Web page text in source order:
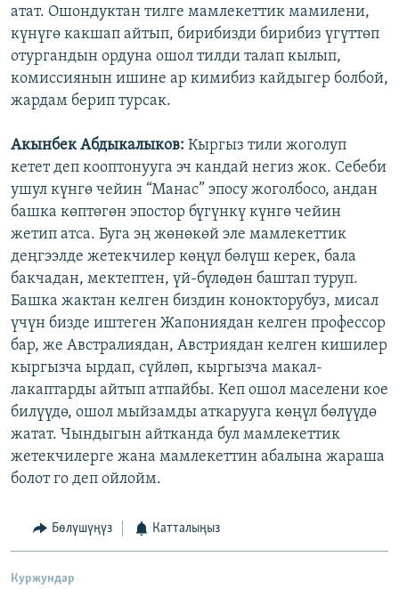
атат. Ошондуктан тилге мамлекеттик мамилени,
күнүгө какшап айтып, бирибизди бирибиз үгүттөп
отургандын ордуна ошол тилди талап кылып,
комиссиянын ишине ар кимибиз кайдыгер болбой,
жардам берип турсак.
Акынбек Абдыкалыков: Кыргыз тили жоголуп
кетет деп кооптонууга эч кандай негиз жок. Себеби
ушул күнгө чейин “Манас” эпосу жоголбосо, андан
башка көптөгөн эпостор бүгүнкү күнгө чейин
жетип атса. Буга эң жөнөкөй эле мамлекеттик
деңгээлде жетекчилер көңүл бөлүш керек, бала
бакчадан, мектептен, үй-бүлөдөн баштап туруп.
Башка жактан келген биздин конокторубуз, мисал
үчүн бизде иштеген Жапониядан келген профессор
бар, же Австралиядан, Австриядан келген кишилер
кыргызча ырдап, сүйлөп, кыргызча макал-
лакаптарды айтып атпайбы. Кеп ошол маселени кое
билүүдө, ошол мыйзамды аткарууга көңүл бөлүүдө
жатат. Чындыгын айтканда бул мамлекеттик
жетекчилерге жана мамлекеттин абалына жараша
болот го деп ойлойм.
Бөлүшүңүз Катталыңыз
Куржундар